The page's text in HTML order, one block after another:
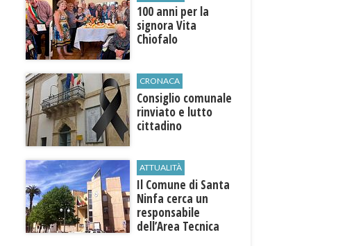
100 anni per la
signora Vita
Chiofalo
CRONACA
Consiglio comunale
rinviato e lutto
cittadino
ATTUALITÀ
Il Comune di ​Santa
Ninfa cerca un
responsabile
dell’Area Tecnica